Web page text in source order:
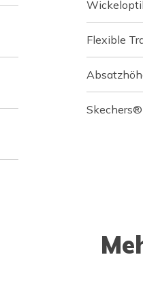
Flexible